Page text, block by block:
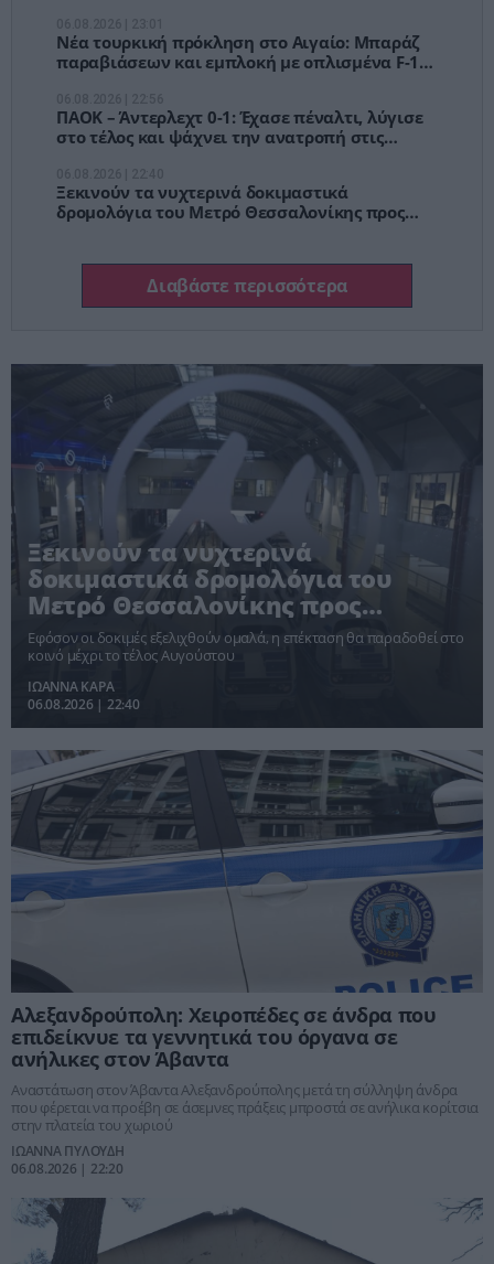
Νέα τουρκική πρόκληση στο Αιγαίο: Μπαράζ
παραβιάσεων και εμπλοκή με οπλισμένα F-16
ΠΑΟΚ – Άντερλεχτ 0-1: Έχασε πέναλτι, λύγισε
στο τέλος και ψάχνει την ανατροπή στις
Ξεκινούν τα νυχτερινά δοκιμαστικά
δρομολόγια του Μετρό Θεσσαλονίκης προς
Διαβάστε περισσότερα
Ξεκινούν τα νυχτερινά
δοκιμαστικά δρομολόγια του
Μετρό Θεσσαλονίκης προς
Καλαμαριά
Εφόσον οι δοκιμές εξελιχθούν ομαλά, η επέκταση θα παραδοθεί στο
κοινό μέχρι το τέλος Αυγούστου
ΙΩΑΝΝΑ ΚΑΡΑ
06.08.2026 | 22:40
Αλεξανδρούπολη: Χειροπέδες σε άνδρα που
επιδείκνυε τα γεννητικά του όργανα σε
ανήλικες στον Άβαντα
Αναστάτωση στον Άβαντα Αλεξανδρούπολης μετά τη σύλληψη άνδρα
που φέρεται να προέβη σε άσεμνες πράξεις μπροστά σε ανήλικα κορίτσια
στην πλατεία του χωριού
ΙΩΑΝΝΑ ΠΥΛΟΥΔΗ
06.08.2026 | 22:20